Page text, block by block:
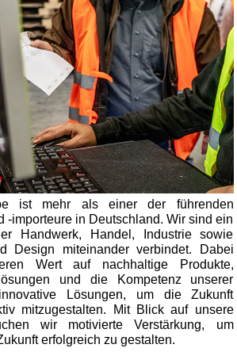
ist mehr als einer der führenden
-importeure in Deutschland. Wir sind ein
Handwerk, Handel, Industrie sowie
Design miteinander verbindet. Dabei
Wert auf nachhaltige Produkte,
und die Kompetenz unserer
Lösungen, um die Zukunft
mitzugestalten. Mit Blick auf unsere
wir motivierte Verstärkung, um
erfolgreich zu gestalten.